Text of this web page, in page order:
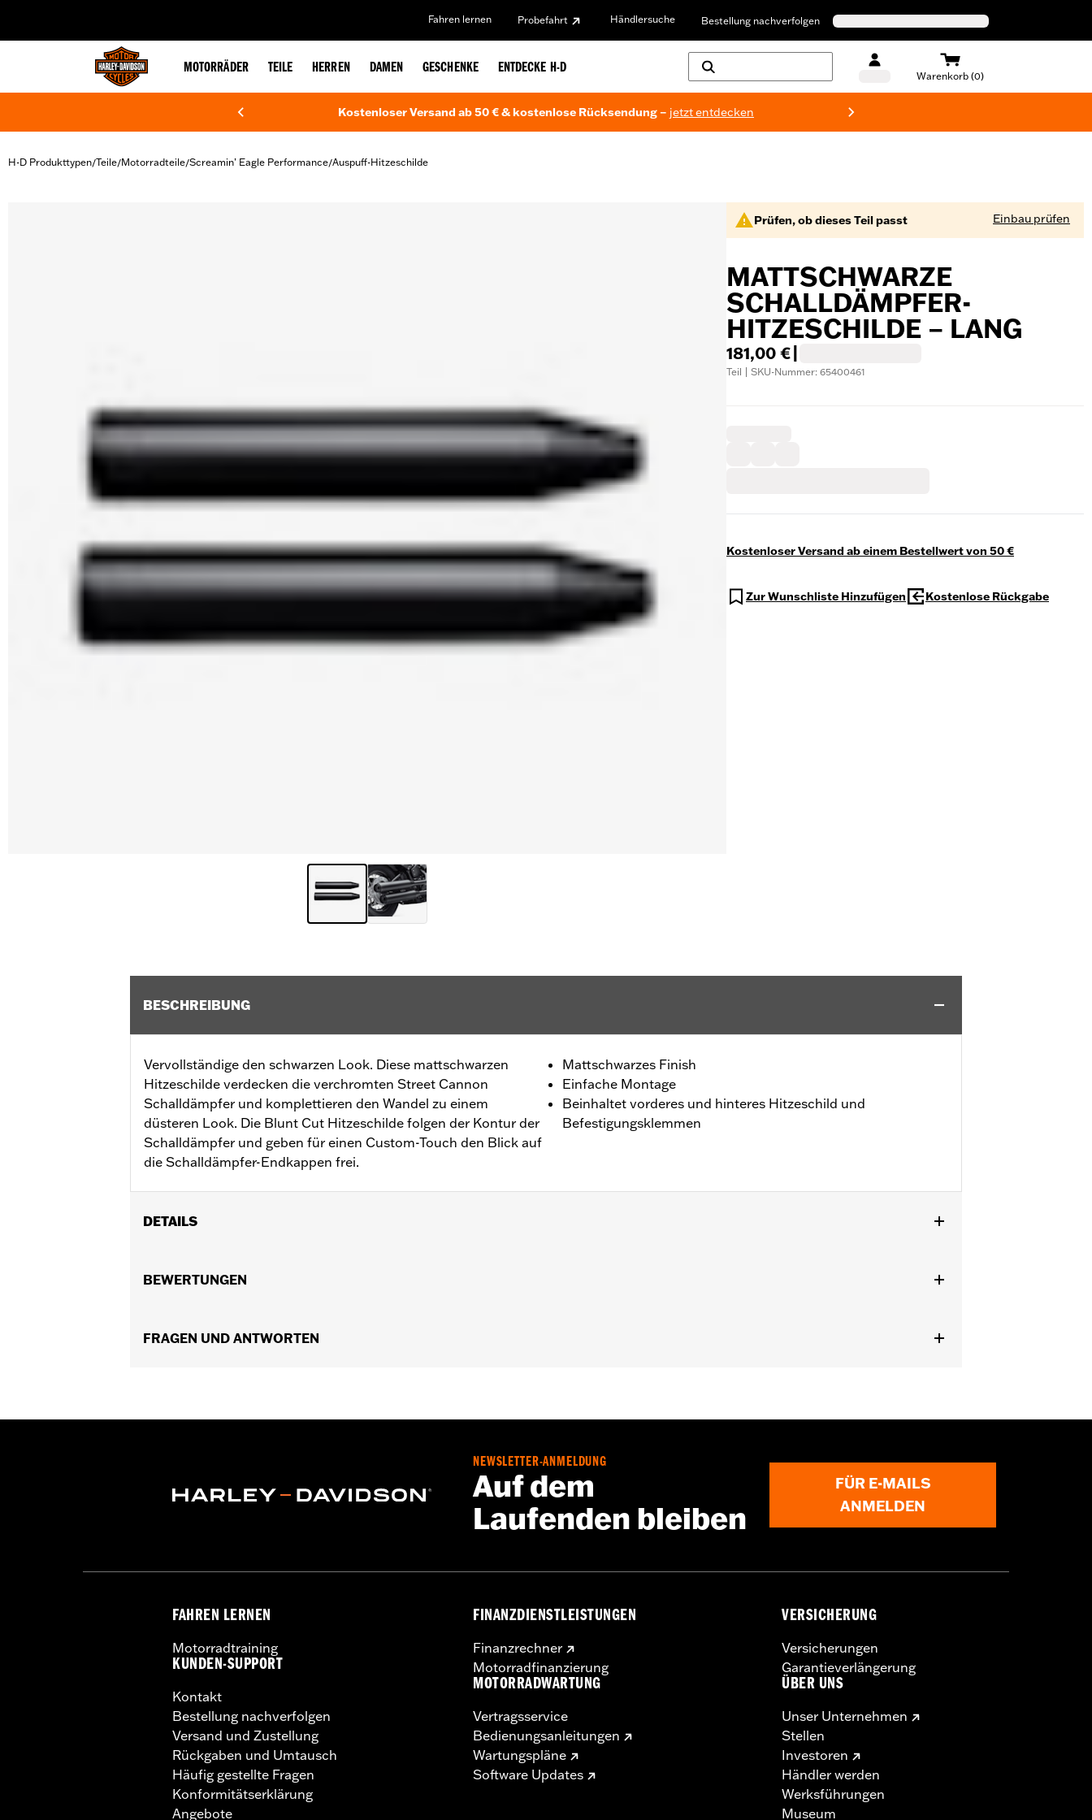
Fahren lernen Probefahrt Händlersuche Bestellung nachverfolgen
MOTORRÄDER TEILE HERREN DAMEN GESCHENKE ENTDECKE H-D
Warenkorb (0)
Kostenloser Versand ab 50 € & kostenlose Rücksendung – jetzt entdecken
H-D Produkttypen/Teile/Motorradteile/Screamin’ Eagle Performance/Auspuff-Hitzeschilde
Prüfen, ob dieses Teil passt Einbau prüfen
MATTSCHWARZE
SCHALLDÄMPFER-
HITZESCHILDE – LANG
181,00 €
Teil | SKU-Nummer: 65400461
Kostenloser Versand ab einem Bestellwert von 50 €
Zur Wunschliste Hinzufügen Kostenlose Rückgabe
BESCHREIBUNG
Vervollständige den schwarzen Look. Diese mattschwarzen
Hitzeschilde verdecken die verchromten Street Cannon
Schalldämpfer und komplettieren den Wandel zu einem
düsteren Look. Die Blunt Cut Hitzeschilde folgen der Kontur der
Schalldämpfer und geben für einen Custom-Touch den Blick auf
die Schalldämpfer-Endkappen frei.
Mattschwarzes Finish
Einfache Montage
Beinhaltet vorderes und hinteres Hitzeschild und
Befestigungsklemmen
DETAILS
Street Cannon Schalldämpfer Teilenummer 64900690 oder 64900691.
In der Box:Vordere und hintere Blenden und schwarze Schellen
BEWERTUNGEN
FRAGEN UND ANTWORTEN
NEWSLETTER-ANMELDUNG
Auf dem
Laufenden bleiben
FÜR E-MAILS
ANMELDEN
FAHREN LERNEN
Motorradtraining
KUNDEN-SUPPORT
Kontakt
Bestellung nachverfolgen
Versand und Zustellung
Rückgaben und Umtausch
Häufig gestellte Fragen
Konformitätserklärung
Angebote
FINANZDIENSTLEISTUNGEN
Finanzrechner
Motorradfinanzierung
MOTORRADWARTUNG
Vertragsservice
Bedienungsanleitungen
Wartungspläne
Software Updates
VERSICHERUNG
Versicherungen
Garantieverlängerung
ÜBER UNS
Unser Unternehmen
Stellen
Investoren
Händler werden
Werksführungen
Museum